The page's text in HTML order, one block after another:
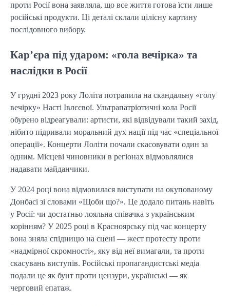
проти Росії вона заявляла, що все життя готова їсти лише
російські продукти. Ці деталі склали цілісну картину
послідовного вибору.
Кар’єра під ударом: «гола вечірка» та
наслідки в Росії
У грудні 2023 року Лоліта потрапила на скандальну «голу
вечірку» Насті Івлєєвої. Ультрапатріотичні кола Росії
обурено відреагували: артисти, які відвідували такий захід,
нібито підривали моральний дух нації під час «спеціальної
операції». Концерти Лоліти почали скасовувати один за
одним. Місцеві чиновники в регіонах відмовлялися
надавати майданчики.
У 2024 році вона відмовилася виступати на окупованому
Донбасі зі словами «Щоби що?». Це додало питань навіть
у Росії: чи достатньо лояльна співачка з українським
корінням? У 2025 році в Красноярську під час концерту
вона зняла спідницю на сцені — жест протесту проти
«надмірної скромності», яку від неї вимагали, та проти
скасувань виступів. Російські пропагандистські медіа
подали це як бунт проти цензури, українські — як
черговий епатаж.